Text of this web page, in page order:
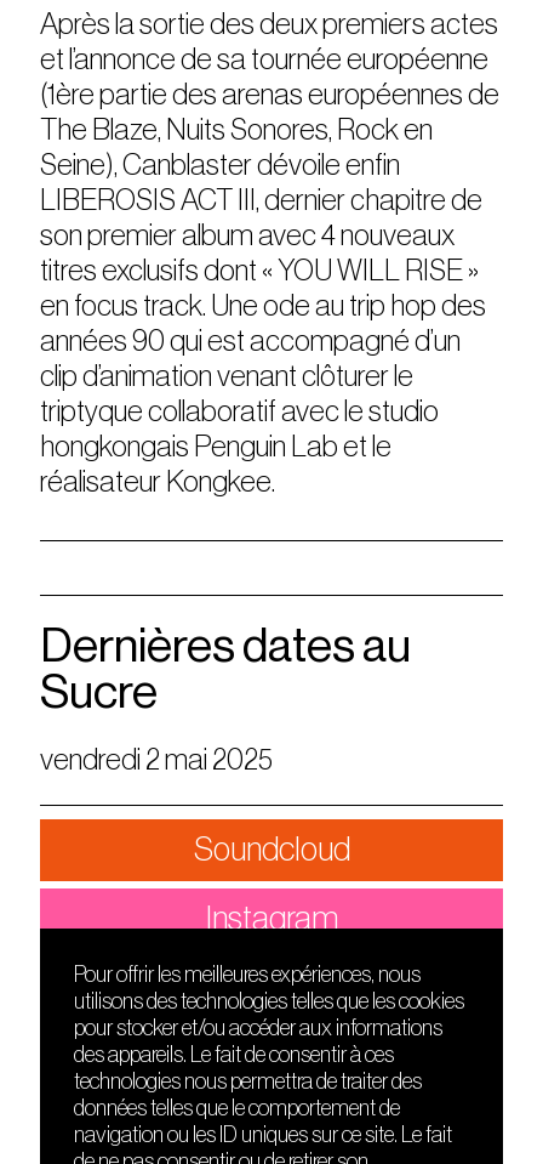
Après la sortie des deux premiers actes
et l’annonce de sa tournée européenne
(1ère partie des arenas européennes de
The Blaze, Nuits Sonores, Rock en
Seine), Canblaster dévoile enfin
LIBEROSIS ACT III, dernier chapitre de
son premier album avec 4 nouveaux
titres exclusifs dont « YOU WILL RISE »
en focus track. Une ode au trip hop des
années 90 qui est accompagné d’un
clip d’animation venant clôturer le
triptyque collaboratif avec le studio
hongkongais Penguin Lab et le
réalisateur Kongkee.
Dernières dates au
Sucre
vendredi 2 mai 2025
Soundcloud
Instagram
DÉCOUVRIR
Le lieu
Contact
Presse
Cours de DJing
TMLAB
FRIENDS
Nuits sonores
HEAT
Hôtel71
La Gaîté Lyrique
Pour offrir les meilleures expériences, nous
utilisons des technologies telles que les cookies
pour stocker et/ou accéder aux informations
des appareils. Le fait de consentir à ces
technologies nous permettra de traiter des
données telles que le comportement de
navigation ou les ID uniques sur ce site. Le fait